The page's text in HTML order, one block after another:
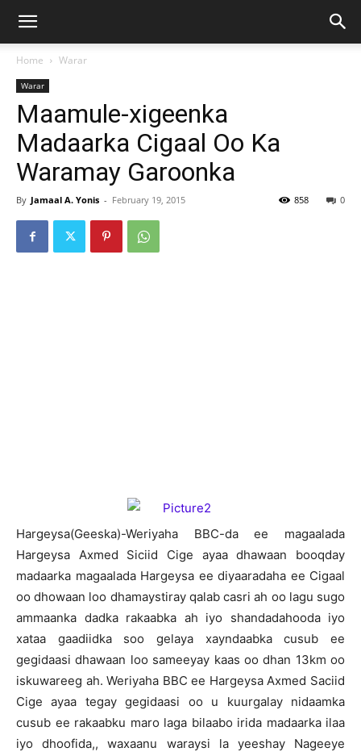
Home Warar
Warar
Maamule-xigeenka
Madaarka Cigaal Oo Ka
Waramay Garoonka
By Jamaal A. Yonis - February 19, 2015 0
858
Hargeysa(Geeska)-Weriyaha BBC-da ee magaalada
Hargeysa Axmed Siciid Cige ayaa dhawaan booqday
madaarka magaalada Hargeysa ee diyaaradaha ee Cigaal
oo dhowaan loo dhamaystiray qalab casri ah oo lagu sugo
ammaanka dadka rakaabka ah iyo shandadahooda iyo
xataa gaadiidka soo gelaya xayndaabka cusub ee
gegidaasi dhawaan loo sameeyay kaas oo dhan 13km oo
iskuwareeg ah. Weriyaha BBC ee Hargeysa Axmed Saciid
Cige ayaa tegay gegidaasi oo u kuurgalay nidaamka
cusub ee rakaabku maro laga bilaabo irida madaarka ilaa
iyo dhoofida,, waxaanu waraysi la yeeshay Nageeye